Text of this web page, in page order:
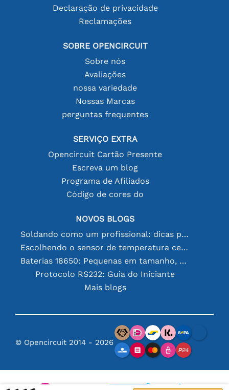
Declaração de privacidade
Reclamações
SOBRE OPENCIRCUIT
Sobre nós
Avaliações
nossa variedade
Nossas Marcas
perguntas frequentes
SERVIÇO EXTRA
Opencircuit Cartão Presente
Escreva um blog
Programa de Afiliados
Código de cores do
NOVOS BLOGS
Soldando como um profissional: dicas para conexões eletrônicas perfeitas
Escolhendo o sensor de temperatura certo [youtube]
Baterias 18650: Pequenas em tamanho, grandes em desempenho
Protocolo RS232: Guia do Iniciante
Mais blogs
© Opencircuit 2014 - 2026